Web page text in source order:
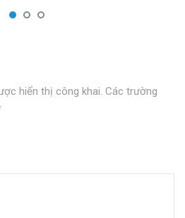
hiển thị công khai. Các trường